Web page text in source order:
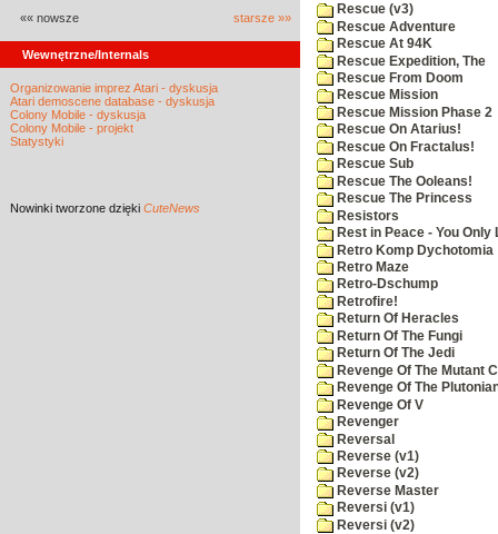
«« nowsze starsze »»
Wewnętrzne/Internals
Organizowanie imprez Atari - dyskusja
Atari demoscene database - dyskusja
Colony Mobile - dyskusja
Colony Mobile - projekt
Statystyki
Nowinki tworzone dzięki CuteNews
Rescue (v3)
Rescue Adventure
Rescue At 94K
Rescue Expedition, The
Rescue From Doom
Rescue Mission
Rescue Mission Phase 2
Rescue On Atarius!
Rescue On Fractalus!
Rescue Sub
Rescue The Ooleans!
Rescue The Princess
Resistors
Rest in Peace - You Only
Retro Komp Dychotomia
Retro Maze
Retro-Dschump
Retrofire!
Return Of Heracles
Return Of The Fungi
Return Of The Jedi
Revenge Of The Mutant
Revenge Of The
Revenge Of V
Revenger
Reversal
Reverse (v1)
Reverse (v2)
Reverse Master
Reversi (v1)
Reversi (v2)